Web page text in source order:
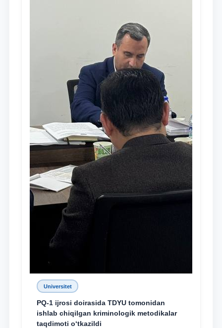
Universitet
PQ-1 ijrosi doirasida TDYU tomonidan
ishlab chiqilgan kriminologik metodikalar
taqdimoti o‘tkazildi